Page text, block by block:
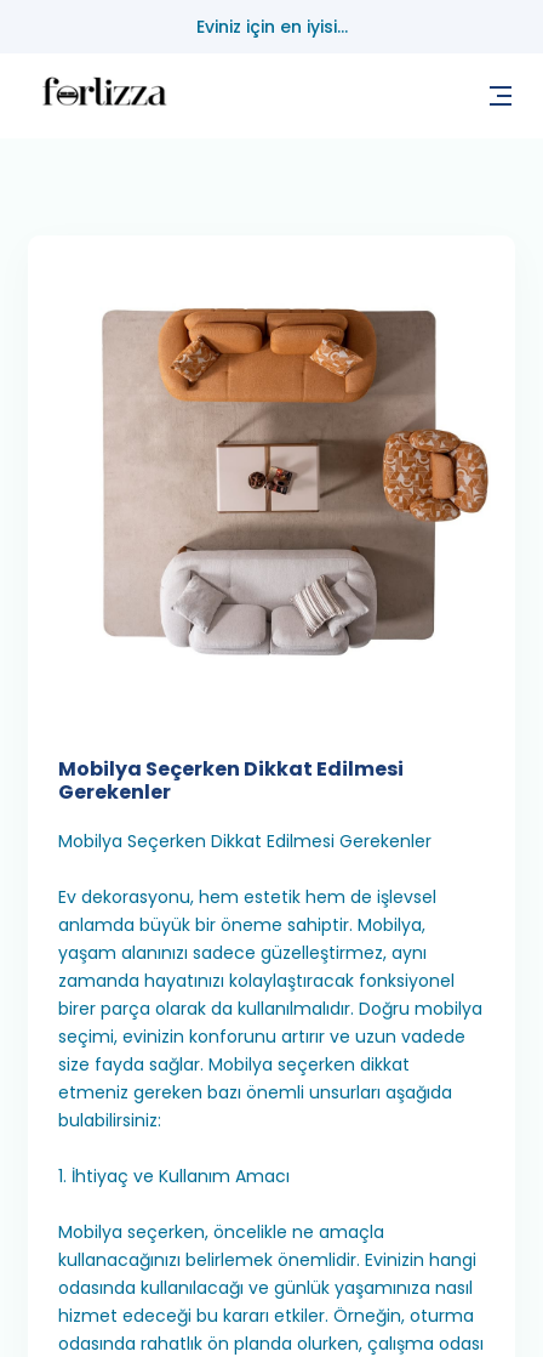
Eviniz için en iyisi...
Mobilya Seçerken Dikkat Edilmesi
Gerekenler
Mobilya Seçerken Dikkat Edilmesi Gerekenler
Ev dekorasyonu, hem estetik hem de işlevsel
anlamda büyük bir öneme sahiptir. Mobilya,
yaşam alanınızı sadece güzelleştirmez, aynı
zamanda hayatınızı kolaylaştıracak fonksiyonel
birer parça olarak da kullanılmalıdır. Doğru mobilya
seçimi, evinizin konforunu artırır ve uzun vadede
size fayda sağlar. Mobilya seçerken dikkat
etmeniz gereken bazı önemli unsurları aşağıda
bulabilirsiniz:
1. İhtiyaç ve Kullanım Amacı
Mobilya seçerken, öncelikle ne amaçla
kullanacağınızı belirlemek önemlidir. Evinizin hangi
odasında kullanılacağı ve günlük yaşamınıza nasıl
hizmet edeceği bu kararı etkiler. Örneğin, oturma
odasında rahatlık ön planda olurken, çalışma odası